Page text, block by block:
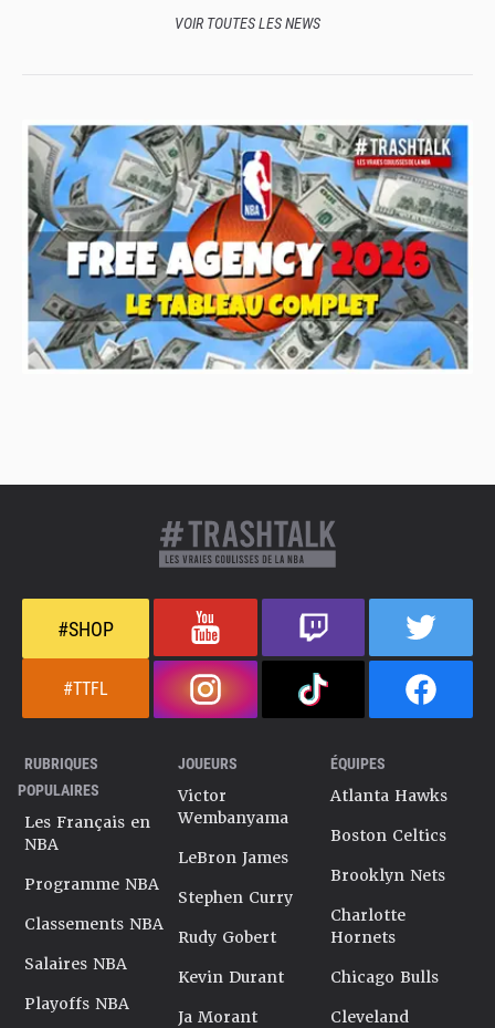
VOIR TOUTES LES NEWS
#SHOP
#TTFL
RUBRIQUES
POPULAIRES
Les Français en
NBA
Programme NBA
Classements NBA
Salaires NBA
Playoffs NBA
JOUEURS
Victor
Wembanyama
LeBron James
Stephen Curry
Rudy Gobert
Kevin Durant
Ja Morant
ÉQUIPES
Atlanta Hawks
Boston Celtics
Brooklyn Nets
Charlotte
Hornets
Chicago Bulls
Cleveland